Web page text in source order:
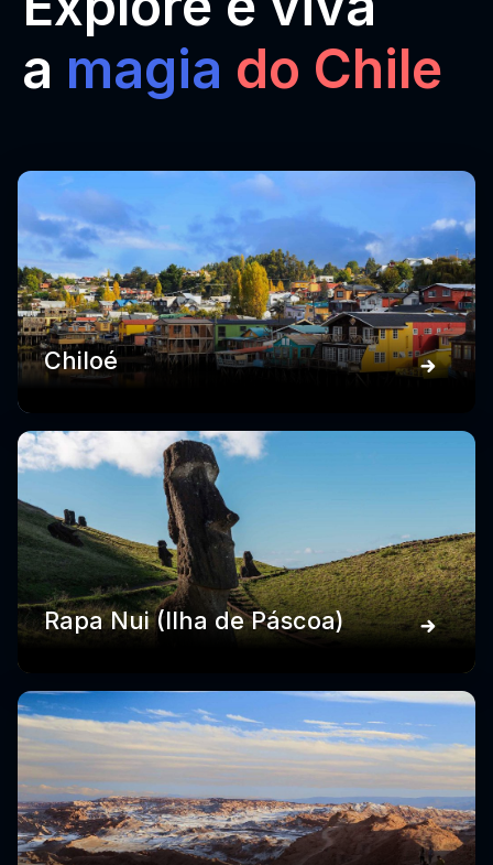
a magia do Chile
Chiloé
Rapa Nui (Ilha de Páscoa)